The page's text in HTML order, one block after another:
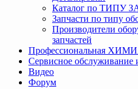
Каталог по ТИПУ
Запчасти по типу
Производители
запчастей
Профессиональная
Сервисное обслуживание
Видео
Форум